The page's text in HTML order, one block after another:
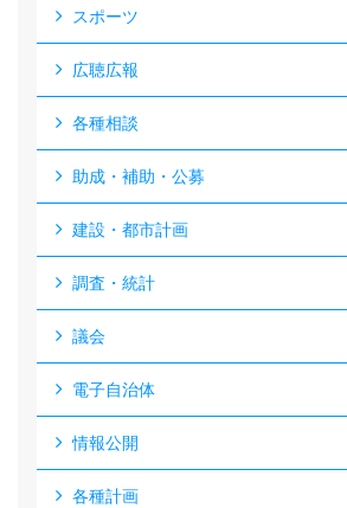
スポーツ
広聴広報
各種相談
助成・補助・公募
建設・都市計画
調査・統計
議会
電子自治体
情報公開
各種計画